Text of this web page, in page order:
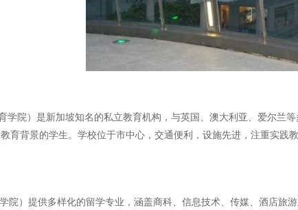
学院）是新加坡知名的私立教育机构，与英国、澳大利亚、爱尔
育背景的学生。学校位于市中心，交通便利，设施先进，注重实
院）提供多样化的留学专业，涵盖商科、信息技术、传媒、酒店